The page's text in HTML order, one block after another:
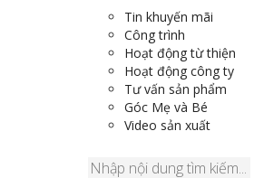
Tin khuyến mãi
Công trình
Hoạt động từ thiện
Hoạt động công ty
Tư vấn sản phẩm
Góc Mẹ và Bé
Video sản xuất